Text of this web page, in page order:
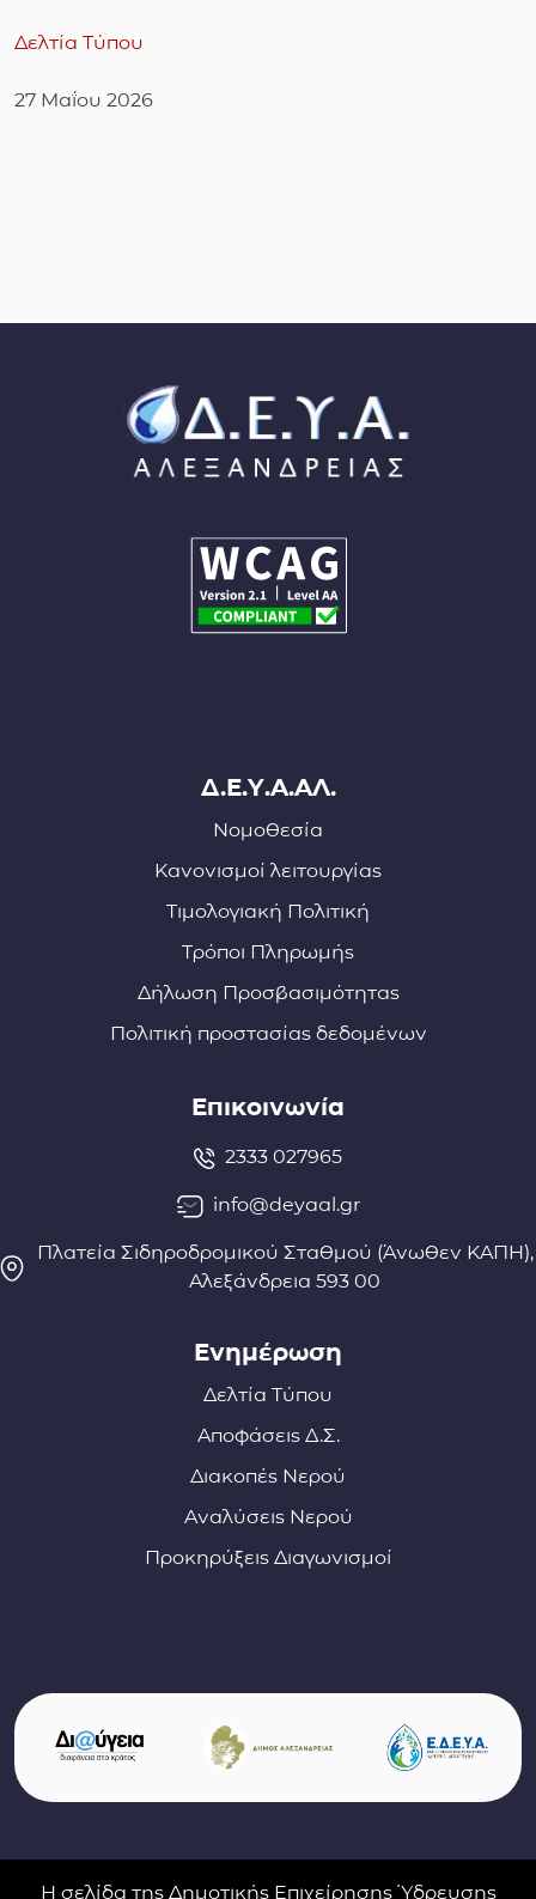
Δελτία Τύπου
27 Μαΐου 2026
Δ.Ε.Υ.Α.ΑΛ.
Νομοθεσία
Κανονισμοί λειτουργίας
Τιμολογιακή Πολιτική
Τρόποι Πληρωμής
Δήλωση Προσβασιμότητας
Πολιτική προστασίας δεδομένων
Επικοινωνία
2333 027965
info@deyaal.gr
Πλατεία Σιδηροδρομικού Σταθμού (Άνωθεν ΚΑΠΗ),
Αλεξάνδρεια 593 00
Ενημέρωση
Δελτία Τύπου
Αποφάσεις Δ.Σ.
Διακοπές Νερού
Αναλύσεις Νερού
Προκηρύξεις Διαγωνισμοί
Σύνδεσμοι φορέων και συνεργατών
(ανοίγει σε νέο παράθυρο)
(ανοίγει σε νέο
Η σελίδα της Δημοτικής Επιχείρησης Ύδρευσης